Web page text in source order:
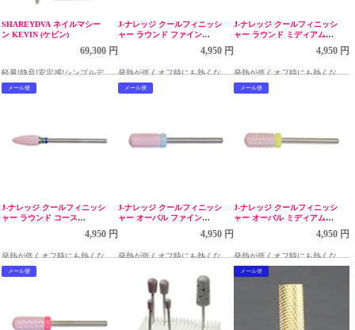
SHAREYDVA ネイルマシー
ン KEVIN (ケビン)
69,300 円
軽量!静音!安定感!シンプルデザ
インでコンパクトなのに高性能
J-ナレッジ クールフィニッシ
ャー ラウンド ファイン
4,950 円
発熱が低くオフ時にも熱くなり
にくいビット
J-ナレッジ クールフィニッシ
ャー ラウンド ミディアム
4,950 円
発熱が低くオフ時にも熱くなり
にくいビット
メール便
J-ナレッジ クールフィニッシ
ャー ラウンド コース
4,950 円
発熱が低くオフ時にも熱くなり
にくいビット
メール便
J-ナレッジ クールフィニッシ
ャー オーバル ファイン
4,950 円
発熱が低くオフ時にも熱くなり
メール便
J-ナレッジ クールフィニッシ
ャー オーバル ミディアム
4,950 円
発熱が低くオフ時にも熱くなり
にくいビット
メール便 メール便